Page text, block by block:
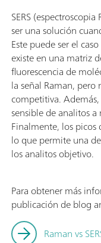
SERS
ser una solución
Este puede ser el
existe en una matriz
fluorescencia de
la señal Raman, pero
competitiva.
sensible de analitos
Finalmente, los picos
lo que permite una
los analitos objetivo.
Para obtener más
publicación de blog
Raman vs